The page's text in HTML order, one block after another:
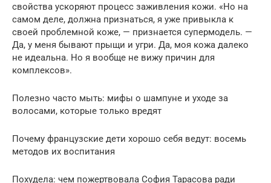
свойства ускоряют процесс заживления кожи. «Но на
самом деле, должна признаться, я уже привыкла к
своей проблемной коже, — признается супермодель. —
Да, у меня бывают прыщи и угри. Да, моя кожа далеко
не идеальна. Но я вообще не вижу причин для
комплексов».
Полезно часто мыть: мифы о шампуне и уходе за
волосами, которые только вредят
Почему французские дети хорошо себя ведут: восемь
методов их воспитания
Похудела: чем пожертвовала София Тарасова ради